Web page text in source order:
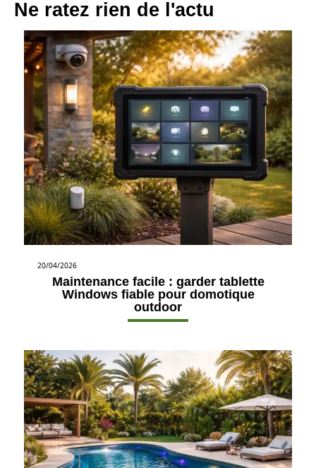
Ne ratez rien de l'actu
20/04/2026
Maintenance facile : garder tablette
Windows fiable pour domotique
outdoor